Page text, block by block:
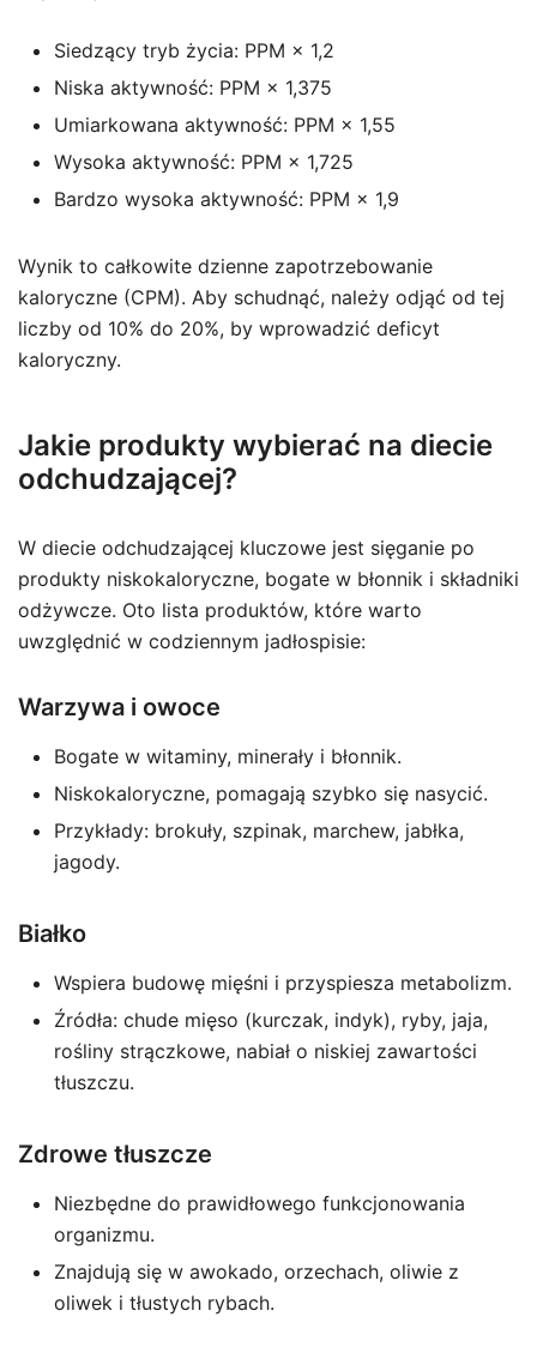
Siedzący tryb życia: PPM × 1,2
Niska aktywność: PPM × 1,375
Umiarkowana aktywność: PPM × 1,55
Wysoka aktywność: PPM × 1,725
Bardzo wysoka aktywność: PPM × 1,9
Wynik to całkowite dzienne zapotrzebowanie
kaloryczne (CPM). Aby schudnąć, należy odjąć od tej
liczby od 10% do 20%, by wprowadzić deficyt
kaloryczny.
Jakie produkty wybierać na diecie
odchudzającej?
W diecie odchudzającej kluczowe jest sięganie po
produkty niskokaloryczne, bogate w błonnik i składniki
odżywcze. Oto lista produktów, które warto
uwzględnić w codziennym jadłospisie:
Warzywa i owoce
Bogate w witaminy, minerały i błonnik.
Niskokaloryczne, pomagają szybko się nasycić.
Przykłady: brokuły, szpinak, marchew, jabłka,
jagody.
Białko
Wspiera budowę mięśni i przyspiesza metabolizm.
Źródła: chude mięso (kurczak, indyk), ryby, jaja,
rośliny strączkowe, nabiał o niskiej zawartości
tłuszczu.
Zdrowe tłuszcze
Niezbędne do prawidłowego funkcjonowania
organizmu.
Znajdują się w awokado, orzechach, oliwie z
oliwek i tłustych rybach.